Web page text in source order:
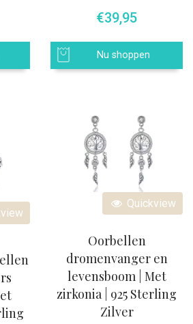
€39,95Huidige
Nu shoppen
Quickview
Oorbellen
dromenvanger en
levensboom | Met
zirkonia | 925 Sterling
Zilver